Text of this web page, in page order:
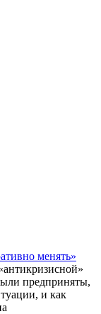
менять»
предприняты,
и как